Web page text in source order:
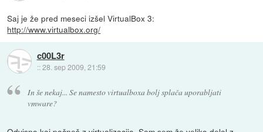
Saj je že pred meseci izšel VirtualBox 3:
http://www.virtualbox.org/
c00L3r
::28. sep 2009, 21:59
In še nekaj... Se namesto virtualboxa bolj splača uporabljati
vmware?